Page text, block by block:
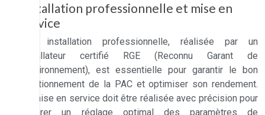
Installation professionnelle et mise en
service
Une installation professionnelle, réalisée par un
installateur certifié RGE (Reconnu Garant de
l’Environnement), est essentielle pour garantir le bon
fonctionnement de la PAC et optimiser son rendement.
La mise en service doit être réalisée avec précision pour
assurer un réglage optimal des paramètres de